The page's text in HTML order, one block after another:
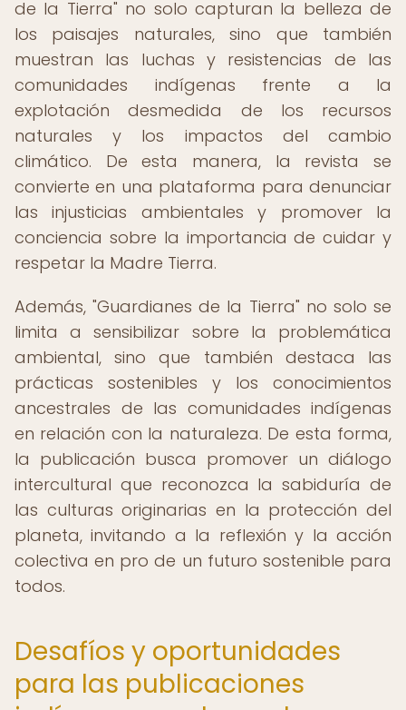
de la Tierra" no solo capturan la belleza de
los paisajes naturales, sino que también
muestran las luchas y resistencias de las
comunidades indígenas frente a la
explotación desmedida de los recursos
naturales y los impactos del cambio
climático. De esta manera, la revista se
convierte en una plataforma para denunciar
las injusticias ambientales y promover la
conciencia sobre la importancia de cuidar y
respetar la Madre Tierra.
Además, "Guardianes de la Tierra" no solo se
limita a sensibilizar sobre la problemática
ambiental, sino que también destaca las
prácticas sostenibles y los conocimientos
ancestrales de las comunidades indígenas
en relación con la naturaleza. De esta forma,
la publicación busca promover un diálogo
intercultural que reconozca la sabiduría de
las culturas originarias en la protección del
planeta, invitando a la reflexión y la acción
colectiva en pro de un futuro sostenible para
todos.
Desafíos y oportunidades
para las publicaciones